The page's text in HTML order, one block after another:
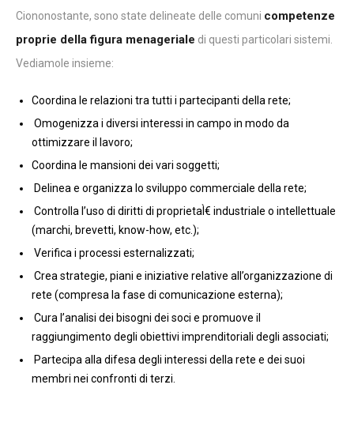
Ciononostante, sono state delineate delle comuni competenze
proprie della figura menageriale di questi particolari sistemi.
Vediamole insieme:
Coordina le relazioni tra tutti i partecipanti della rete;
Omogenizza i diversi interessi in campo in modo da
ottimizzare il lavoro;
Coordina le mansioni dei vari soggetti;
Delinea e organizza lo sviluppo commerciale della rete;
Controlla l’uso di diritti di proprietaÌ€ industriale o intellettuale
(marchi, brevetti, know-how, etc.);
Verifica i processi esternalizzati;
Crea strategie, piani e iniziative relative all’organizzazione di
rete (compresa la fase di comunicazione esterna);
Cura l’analisi dei bisogni dei soci e promuove il
raggiungimento degli obiettivi imprenditoriali degli associati;
Partecipa alla difesa degli interessi della rete e dei suoi
membri nei confronti di terzi.